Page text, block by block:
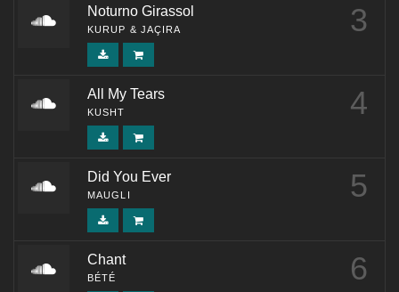
Noturno Girassol
KURUP & JAÇIRA 3
All My Tears
KUSHT 4
Did You Ever
MAUGLI 5
Chant
BÉTÉ 6